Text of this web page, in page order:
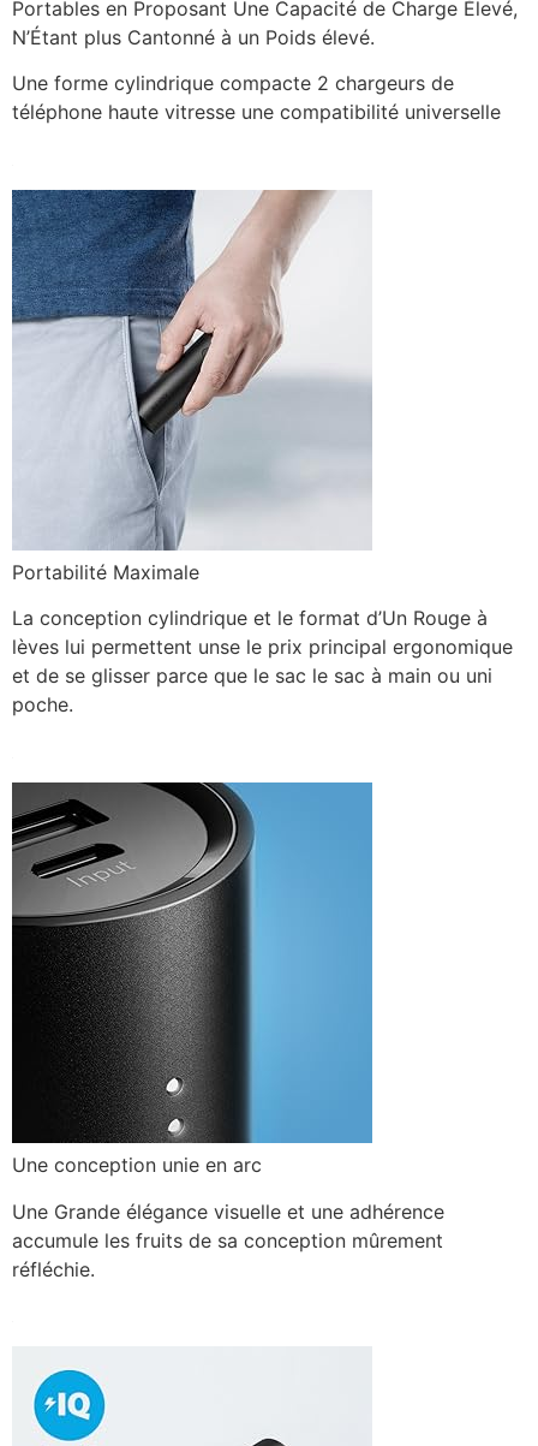
Portables en Proposant Une Capacité de Charge Élevé,
N’Étant plus Cantonné à un Poids élevé.
Une forme cylindrique compacte 2 chargeurs de
téléphone haute vitresse une compatibilité universelle
Portabilité Maximale
La conception cylindrique et le format d’Un Rouge à
lèves lui permettent unse le prix principal ergonomique
et de se glisser parce que le sac le sac à main ou uni
poche.
Une conception unie en arc
Une Grande élégance visuelle et une adhérence
accumule les fruits de sa conception mûrement
réfléchie.